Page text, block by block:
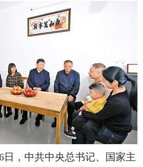
日，中共中央总书记、国家主